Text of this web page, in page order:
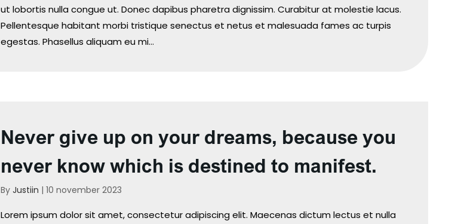
ut lobortis nulla congue ut. Donec dapibus pharetra dignissim. Curabitur at molestie lacus.
Pellentesque habitant morbi tristique senectus et netus et malesuada fames ac turpis
egestas. Phasellus aliquam eu mi…
Never give up on your dreams, because you
never know which is destined to manifest.
By Justiin | 10 november 2023
Lorem ipsum dolor sit amet, consectetur adipiscing elit. Maecenas dictum lectus et nulla